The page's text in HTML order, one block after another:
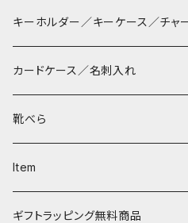
長財布
マペン
薄財布
タシュイー
コインケース
ディバ
ワンタッチ コインケース
ダイアパース
タシュイー
サコッシュ
巾着バッグ
ショルダーバッグ
トートバッグ
チェーンバッグ
キーホルダー／キーケース／チャ
パッチン キーリング
ダルマキーリング
３つ折りキーケース
リールキーケース
カードケース／名刺入れ
靴べら
Item
リップケース
ギフトラッピング無料商品